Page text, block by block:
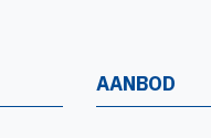
AANBOD